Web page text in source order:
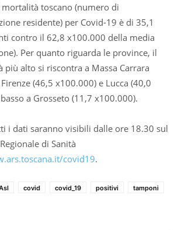
mortalità toscano (numero di
residente) per Covid-19 è di 35,1
contro il 62,8 x100.000 della media
Per quanto riguarda le province, il
più alto si riscontra a Massa Carrara
(46,5 x100.000) e Lucca (40,0
a Grosseto (11,7 x100.000).
i dati saranno visibili dalle ore 18.30 sul
di Sanità
covid19.
covid covid_19 positivi
tamponi